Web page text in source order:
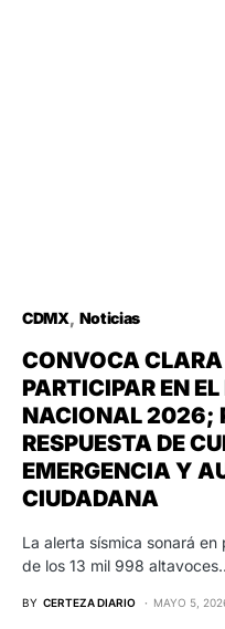
CDMX Noticias
CONVOCA
PARTICIPAR EN
NACIONAL 2026;
RESPUESTA DE
EMERGENCIA Y
CIUDADANA
La alerta sísmica sonará
de los 13 mil 998
BY CERTEZA DIARIO MAYO 5,